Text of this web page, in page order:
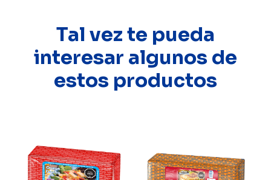
Tal vez te pueda
interesar algunos de
estos productos